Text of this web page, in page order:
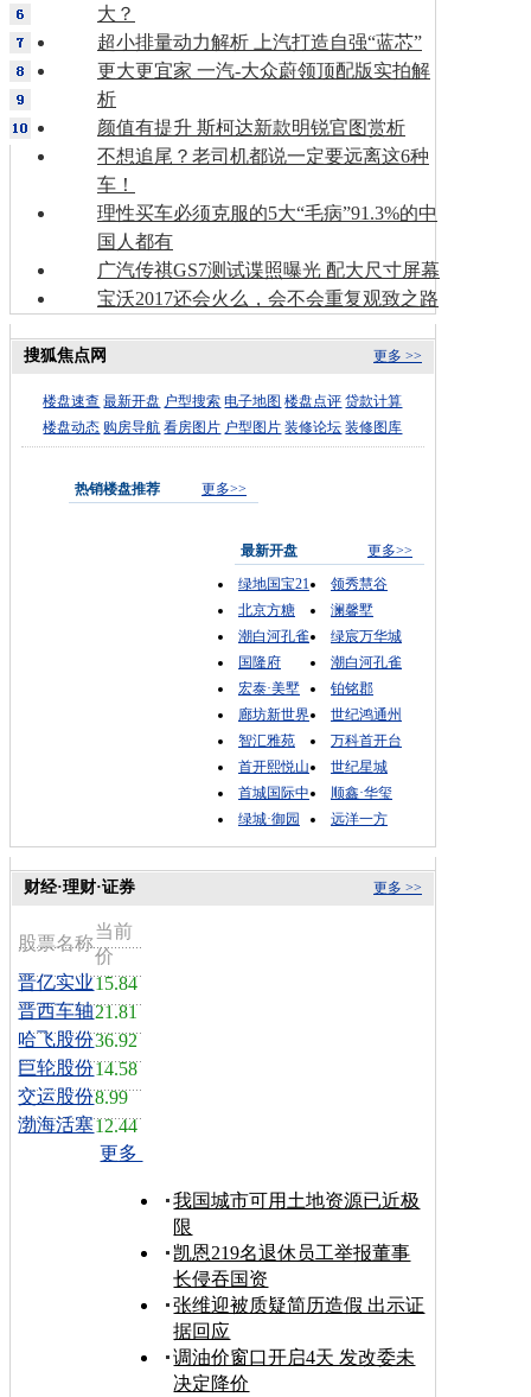
大？
超小排量动力解析 上汽打造自强“蓝芯”
更大更宜家 一汽-大众蔚领顶配版实拍解
析
颜值有提升 斯柯达新款明锐官图赏析
不想追尾？老司机都说一定要远离这6种
车！
理性买车必须克服的5大“毛病”91.3%的中
国人都有
广汽传祺GS7测试谍照曝光 配大尺寸屏幕
宝沃2017还会火么，会不会重复观致之路
更多 >>
搜狐焦点网
楼盘速查 最新开盘 户型搜索 电子地图 楼盘点评 贷款计算
楼盘动态 购房导航 看房图片 户型图片 装修论坛 装修图库
热销楼盘推荐 更多>>
最新开盘
更多>>
绿地国宝21
领秀慧谷
北京方糖
澜馨墅
潮白河孔雀
绿宸万华城
国隆府
潮白河孔雀
宏泰·美墅
铂铭郡
廊坊新世界
世纪鸿通州
智汇雅苑
万科首开台
首开熙悦山
世纪星城
首城国际中
顺鑫·华玺
绿城·御园
远洋一方
更多 >>
财经·理财·证券
股票名称
当前
价
晋亿实业15.84
晋西车轴21.81
哈飞股份36.92
巨轮股份14.58
交运股份8.99
渤海活塞12.44
更多
我国城市可用土地资源已近极
限
凯恩219名退休员工举报董事
长侵吞国资
张维迎被质疑简历造假 出示证
据回应
调油价窗口开启4天 发改委未
决定降价